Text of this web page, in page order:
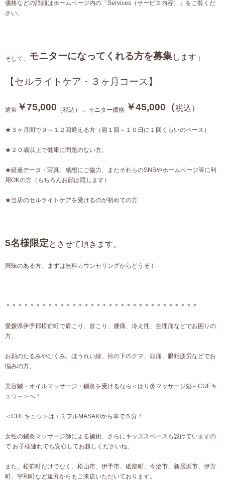
価格などの詳細はホームページ内の「Services（サービス内容）」をご覧くだ
さい。
そして、 モニターになってくれる方を募集します ！
【セルライトケア・３ヶ月コース】
通常 ￥75,000 （税込）→ モニター価格 ￥45,000（税込）
★３ヶ月間で９～１２回通える方（週１回～１０日に１回くらいのペース）
★２０歳以上で健康に問題のない方。
★経過データ・写真、感想にご協力、またそれらのSNSやホームページ等に利
用OKの方（もちろんお顔は隠します）
★当店のセルライトケアを受けるのが初めての方
5名様限定とさせて頂きます。
興味のある方、まずは無料カウンセリングからどうぞ！
＊＊＊＊＊＊＊＊＊＊＊＊＊＊＊＊＊＊＊＊＊＊＊＊＊＊＊＊＊＊＊＊
愛媛県伊予郡松前町で肩こり、首こり、腰痛、冷え性、生理痛などでお困りの
方、
お顔のたるみやむくみ、ほうれい線、目の下のクマ、頭痛、眼精疲労などでお
悩みの方、
美容鍼・オイルマッサージ・鍼灸を受けるなら＜はり灸マッサージ処～CUEキ
ュウ～＞へ！
＜CUEキュウ＞はエミフルMASAKIから車で５分！
女性の鍼灸マッサージ師による施術、さらにキッズスペースも設けていますの
で お子様連れでも安心してお越しくださいね。
また、松前町だけでなく、松山市、伊予市、砥部町、今治市、新居浜市、伊方
町、宇和町など遠方からもご来店いただいております。